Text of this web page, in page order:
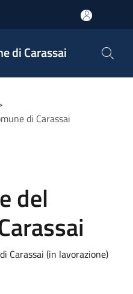
di Carassai
di Carassai
del
Carassai (in lavorazione)